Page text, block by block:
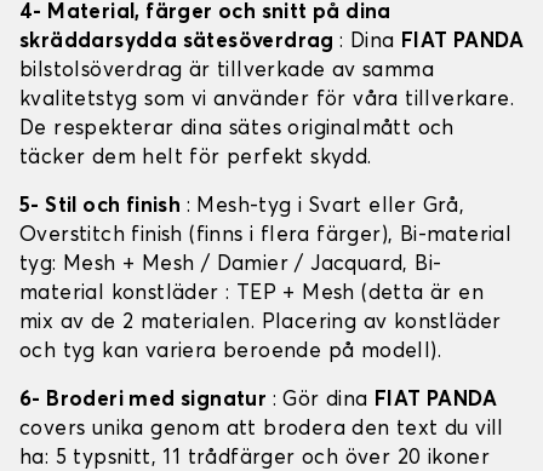
4- Material, färger och snitt på dina
skräddarsydda sätesöverdrag: Dina FIAT PANDA
bilstolsöverdrag är tillverkade av samma
kvalitetstyg som vi använder för våra tillverkare.
De respekterar dina sätes originalmått och
täcker dem helt för perfekt skydd.
5- Stil och finish : Mesh-tyg i Svart eller Grå,
Overstitch finish (finns i flera färger), Bi-material
tyg: Mesh + Mesh / Damier / Jacquard, Bi-
material konstläder : TEP + Mesh (detta är en
mix av de 2 materialen. Placering av konstläder
och tyg kan variera beroende på modell).
6- Broderi med signatur : Gör dina FIAT PANDA
covers unika genom att brodera den text du vill
ha: 5 typsnitt, 11 trådfärger och över 20 ikoner